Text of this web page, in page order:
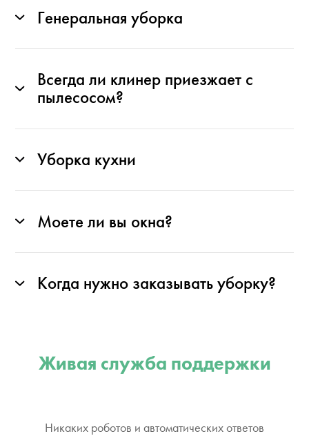
Генеральная уборка
Всегда ли клинер приезжает с
пылесосом?
Уборка кухни
Моете ли вы окна?
Когда нужно заказывать уборку?
Живая служба поддержки
Никаких роботов и автоматических ответов